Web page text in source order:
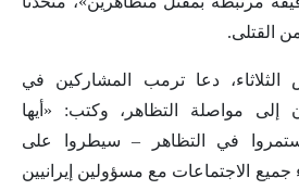
القتلى.
دعا ترمب المشاركين في
إلى مواصلة التظاهر، وكتب: «أيها
استمروا في التظاهر – سيطروا على
جميع الاجتماعات مع مسؤولين إيرانيين